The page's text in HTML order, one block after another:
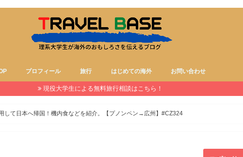
プロフィール 旅行 はじめての海外 お問い合わせ
現役大学生による無料旅行相談はこちら！
して日本へ帰国！機内食などを紹介。【プノンペン→広州】#CZ324